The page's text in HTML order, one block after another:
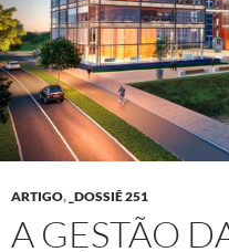
ARTIGO, _DOSSIÊ 251
A GESTÃO